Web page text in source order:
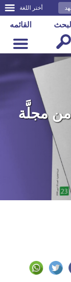
أختر اللغة
القائمه البحث
«رصانة» يُصدر العدد 23 من مجلَّة